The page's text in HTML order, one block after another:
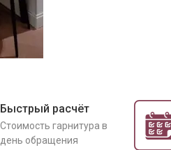
Быстрый расчёт
Cтоимость гарнитура в
день обращения